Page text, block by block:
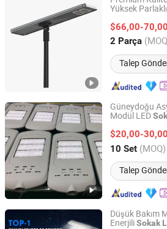
WiFi 4G CCTV
Yolu için nedir?
Yüksek
$66,00-70,00
2 Parça
Talep
Jiangsu Longen Lighting Co., Ltd.
Jiangsu, China Fiyat
Güneydoğu
Modül LED
$20,00-30,00
10 Set (MOQ)
Talep
Jiangsu Shixin Electric Group Co.,
Jiangsu, China Fiyat
Düşük Bakım
EnerjiliSokak